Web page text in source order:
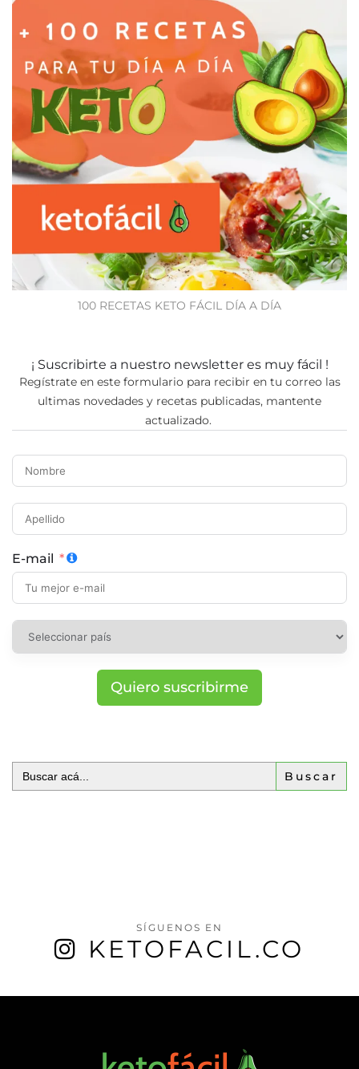
100 RECETAS KETO FÁCIL DÍA A DÍA
¡ Suscribirte a nuestro newsletter es muy fácil !
Regístrate en este formulario para recibir en tu correo las
ultimas novedades y recetas publicadas, mantente
actualizado.
E-mail
Quiero suscribirme
Buscar:
SÍGUENOS EN
KETOFACIL.CO